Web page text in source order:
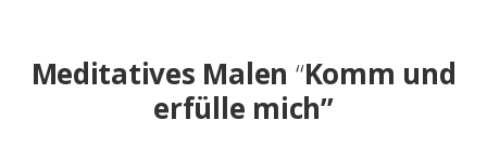
Meditatives Malen “Komm und
erfülle mich”